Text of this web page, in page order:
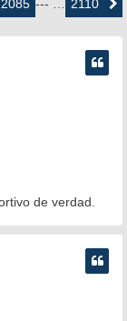
2085 --- … 2110
de verdad.